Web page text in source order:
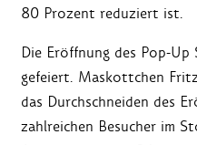
80 Prozent reduziert ist.
Die Eröffnung des Pop-
gefeiert. Maskottchen
das Durchschneiden des
zahlreichen Besucher im